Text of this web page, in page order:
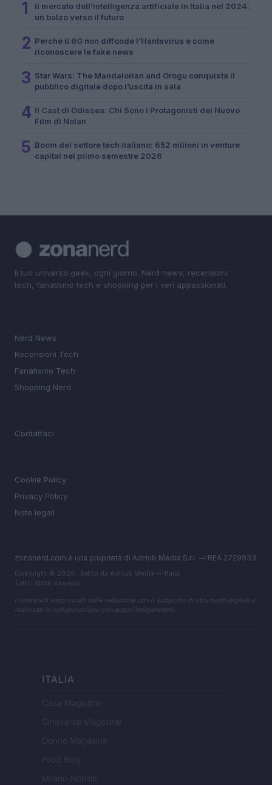
1
Il mercato dell’intelligenza artificiale in Italia nel 2024:
un balzo verso il futuro
2 Perché il 6G non diffonde l’Hantavirus e come
riconoscere le fake news
3 Star Wars: The Mandalorian and Grogu conquista il
pubblico digitale dopo l’uscita in sala
4 Il Cast di Odissea: Chi Sono i Protagonisti del Nuovo
Film di Nolan
5 Boom del settore tech italiano: 652 milioni in venture
capital nel primo semestre 2026
Il tuo universo geek, ogni giorno. Nerd news, recensioni
tech, fanatismo tech e shopping per i veri appassionati.
Nerd News
Recensioni Tech
Fanatismo Tech
Shopping Nerd
Contattaci
Cookie Policy
Privacy Policy
Note legali
zonanerd.com è una proprietà di AdHub Media S.r.l. — REA 2729933
Copyright © 2026 · Edito da AdHub Media — Italia
Tutti i diritti riservati
I contenuti sono curati dalla redazione con il supporto di strumenti digitali e
realizzati in collaborazione con autori indipendenti.
ITALIA
Casa Magazine
Cineverse Magazine
Donne Magazine
Food Blog
Milano Notizie